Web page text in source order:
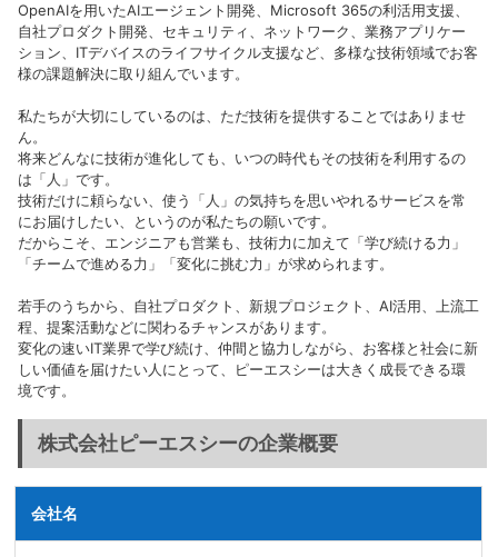
OpenAIを用いたAIエージェント開発、Microsoft 365の利活用支援、
自社プロダクト開発、セキュリティ、ネットワーク、業務アプリケー
ション、ITデバイスのライフサイクル支援など、多様な技術領域でお客
様の課題解決に取り組んでいます。
私たちが大切にしているのは、ただ技術を提供することではありませ
ん。
将来どんなに技術が進化しても、いつの時代もその技術を利用するの
は「人」です。
技術だけに頼らない、使う「人」の気持ちを思いやれるサービスを常
にお届けしたい、というのが私たちの願いです。
だからこそ、エンジニアも営業も、技術力に加えて「学び続ける力」
「チームで進める力」「変化に挑む力」が求められます。
若手のうちから、自社プロダクト、新規プロジェクト、AI活用、上流工
程、提案活動などに関わるチャンスがあります。
変化の速いIT業界で学び続け、仲間と協力しながら、お客様と社会に新
しい価値を届けたい人にとって、ピーエスシーは大きく成長できる環
境です。
株式会社ピーエスシーの企業概要
会社名